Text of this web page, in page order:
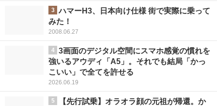
3
ハマーH3、日本向け仕様 街で実際に乗って
みた！
2008.06.27
4
3画面のデジタル空間にスマホ感覚の慣れを
強いるアウディ「A5」。それでも結局「かっ
こいい」で全てを許せる
2026.06.19
5
【先行試乗】オラオラ顔の元祖が帰還。か